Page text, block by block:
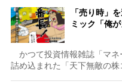
「売り時」
ミック「俺
かつて投資情報雑誌「マネ
詰め込まれた「天下無敵の